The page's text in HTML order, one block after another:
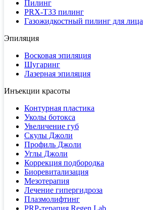
Пилинг
PRX-T33 пилинг
Газожидкостный пилинг для лица
Эпиляция
Восковая эпиляция
Шугаринг
Лазерная эпиляция
Инъекции красоты
Контурная пластика
Уколы ботокса
Увеличение губ
Скулы Джоли
Профиль Джоли
Углы Джоли
Коррекция подбородка
Биоревитализация
Мезотерапия
Лечение гипергидроза
Плазмолифтинг
PRP-терапия Regen Lab